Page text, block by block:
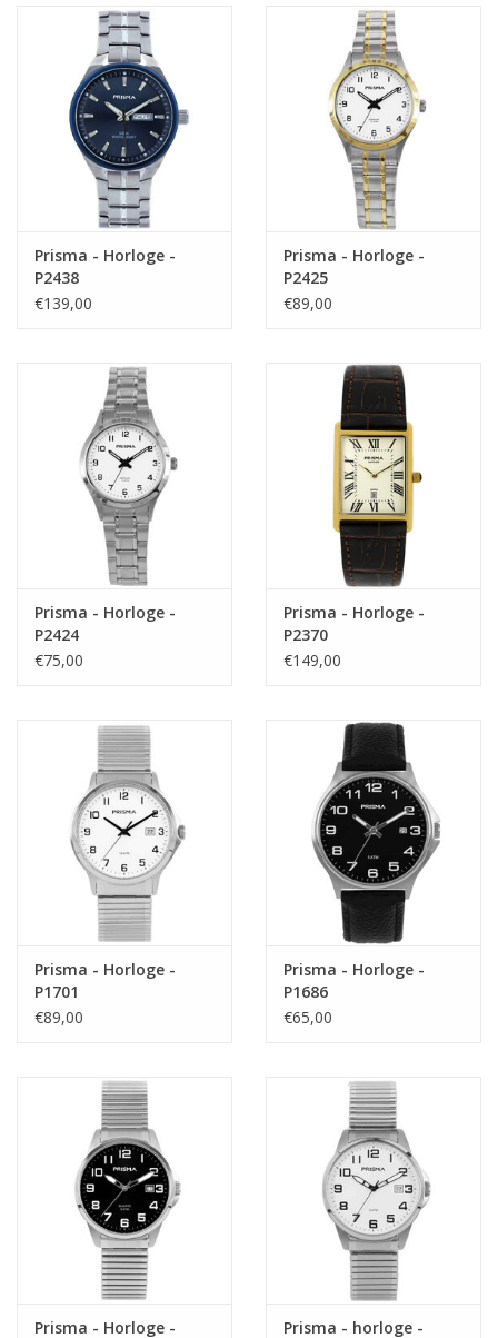
Prisma - Horloge -
P2438
€139,00
Prisma - Horloge -
P2425
€89,00
Prisma - Horloge -
P2424
€75,00
Prisma - Horloge -
P2370
€149,00
Prisma - Horloge -
P1701
€89,00
Prisma - Horloge -
P1686
€65,00
Prisma - Horloge -
Prisma - horloge -